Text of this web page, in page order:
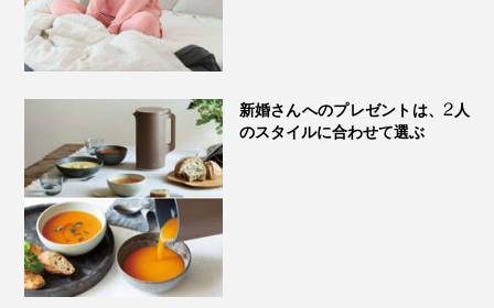
新婚さんへのプレゼントは、2人
のスタイルに合わせて選ぶ